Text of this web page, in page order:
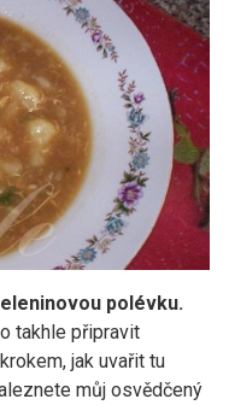
polévku.
takhle připravit
jak uvařit tu
můj osvědčený